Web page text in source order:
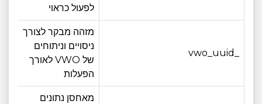
לפעול כראוי
מזהה מבקר לצורך
ניסויים וניתוחים
של VWO לאורך
הפעלות
מאחסן נתונים